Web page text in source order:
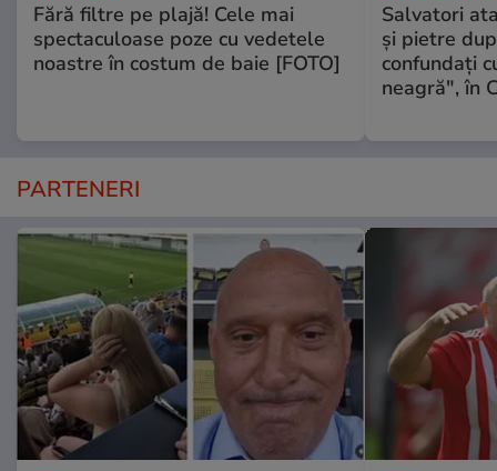
Fără filtre pe plajă! Cele mai
spectaculoase poze cu vedetele
noastre în costum de baie [FOTO]
Salvatori
şi pietre
confundaţi
neagră", în
PARTENERI